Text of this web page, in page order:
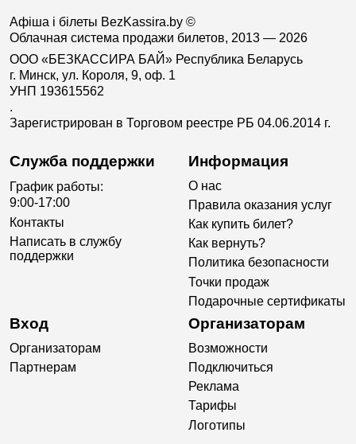
Афіша і білеты BezKassira.by ©
Облачная система продажи билетов, 2013 — 2026
ООО «БЕЗКАССИРА БАЙ» Республика Беларусь
г. Минск, ул. Короля, 9, оф. 1
УНП 193615562
.
Зарегистрирован в Торговом реестре РБ 04.06.2014 г.
Служба поддержки
График работы:
9:00-17:00
Контакты
Написать в службу
поддержки
Информация
О нас
Правила оказания услуг
Как купить билет?
Как вернуть?
Политика безопасности
Точки продаж
Подарочные сертификаты
Вход
Организаторам
Партнерам
Организаторам
Возможности
Подключиться
Реклама
Тарифы
Логотипы